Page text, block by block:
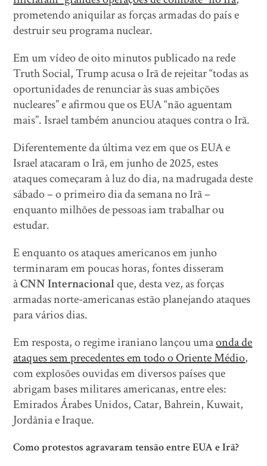
prometendo aniquilar as forças armadas do país e
destruir seu programa nuclear.
Em um vídeo de oito minutos publicado na rede
Truth Social, Trump acusa o Irã de rejeitar “todas as
oportunidades de renunciar às suas ambições
nucleares” e afirmou que os EUA “não aguentam
mais”. Israel também anunciou ataques contra o Irã.
Diferentemente da última vez em que os EUA e
Israel atacaram o Irã, em junho de 2025, estes
ataques começaram à luz do dia, na madrugada deste
sábado – o primeiro dia da semana no Irã –
enquanto milhões de pessoas iam trabalhar ou
estudar.
E enquanto os ataques americanos em junho
terminaram em poucas horas, fontes disseram
àCNN Internacionalque, desta vez, as forças
armadas norte-americanas estão planejando ataques
para vários dias.
Em resposta, o regime iraniano lançou umaonda de
ataques sem precedentes em todo o Oriente Médio,
com explosões ouvidas em diversos países que
abrigam bases militares americanas, entre eles:
Emirados Árabes Unidos, Catar, Bahrein, Kuwait,
Jordânia e Iraque.
Como protestos agravaram tensão entre EUA e Irã?